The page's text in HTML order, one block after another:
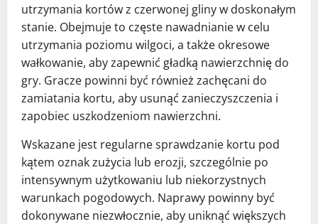
utrzymania kortów z czerwonej gliny w doskonałym
stanie. Obejmuje to częste nawadnianie w celu
utrzymania poziomu wilgoci, a także okresowe
wałkowanie, aby zapewnić gładką nawierzchnię do
gry. Gracze powinni być również zachęcani do
zamiatania kortu, aby usunąć zanieczyszczenia i
zapobiec uszkodzeniom nawierzchni.
Wskazane jest regularne sprawdzanie kortu pod
kątem oznak zużycia lub erozji, szczególnie po
intensywnym użytkowaniu lub niekorzystnych
warunkach pogodowych. Naprawy powinny być
dokonywane niezwłocznie, aby uniknąć większych